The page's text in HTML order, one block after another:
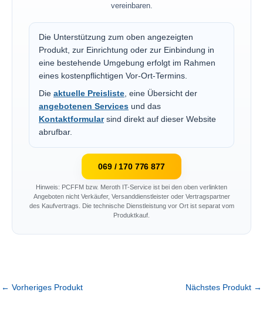
vereinbaren.
Die Unterstützung zum oben angezeigten
Produkt, zur Einrichtung oder zur Einbindung in
eine bestehende Umgebung erfolgt im Rahmen
eines kostenpflichtigen Vor-Ort-Termins.
Die aktuelle Preisliste , eine Übersicht der
angebotenen Services und das
Kontaktformularsind direkt auf dieser Website
abrufbar.
069 / 170 776 877
Hinweis: PCFFM bzw. Meroth IT-Service ist bei den oben verlinkten
Angeboten nicht Verkäufer, Versanddienstleister oder Vertragspartner
des Kaufvertrags. Die technische Dienstleistung vor Ort ist separat vom
Produktkauf.
← Vorheriges Produkt Nächstes Produkt →